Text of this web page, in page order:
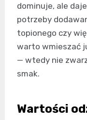
dominuje, ale
potrzeby
topionego czy
warto wmieszać
— wtedy nie
smak.
Wartości